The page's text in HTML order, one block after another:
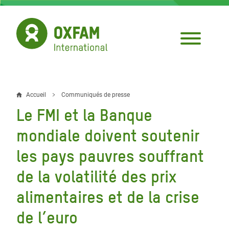
Aller
contenu
principal
Fil
d'Ariane
Accueil Communiqués de presse
Le FMI et la Banque
mondiale doivent soutenir
les pays pauvres souffrant
de la volatilité des prix
alimentaires et de la crise
de l’euro